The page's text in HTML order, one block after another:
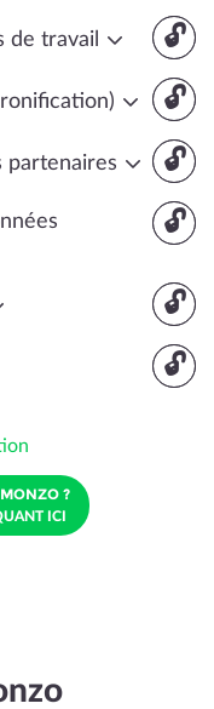
🔓
de travail
🔓
🔓
partenaires
🔓
🔓
🔓
?
ICI